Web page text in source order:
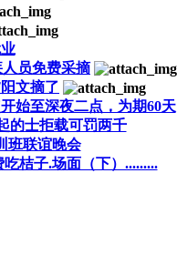
员免费采摘
文摘了
始至深夜二点，为期60天
的士拒载可罚两千
班联谊晚会
桔子.场面（下）.........